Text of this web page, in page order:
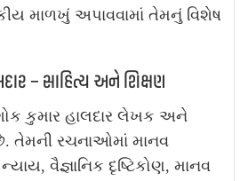
માળખું અપાવવામાં તેમનું વિશેષ
– સાહિત્ય અને શિક્ષણ
કુમાર હાલદાર લેખક અને
તેમની રચનાઓમાં માનવ
વૈજ્ઞાનિક દૃષ્ટિકોણ, માનવ